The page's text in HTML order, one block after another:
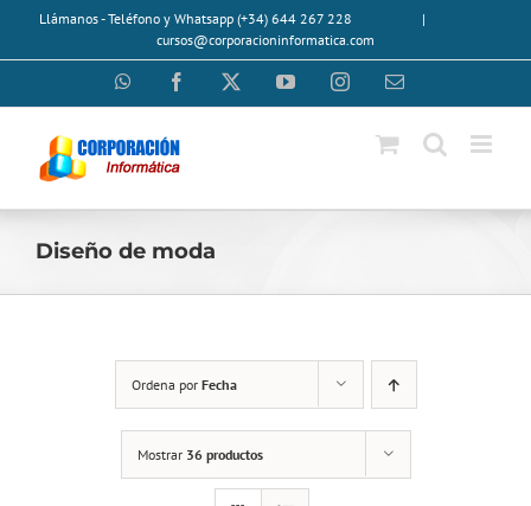
SaltarLlámanos - Teléfono y Whatsapp (+34) 644 267 228
|
cursos@corporacioninformatica.com
WhatsAppFacebook YouTubeInstagramCorreo
Diseño de moda
Ordena por Fecha
Mostrar 36 productos